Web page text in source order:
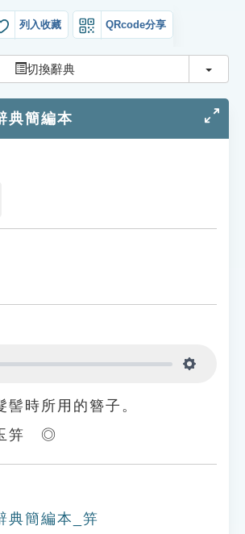
列入收藏 QRcode分享
切換辭典 切換
典簡編本
髻時所用的簪子。
玉笄 ◎
典簡編本_笄